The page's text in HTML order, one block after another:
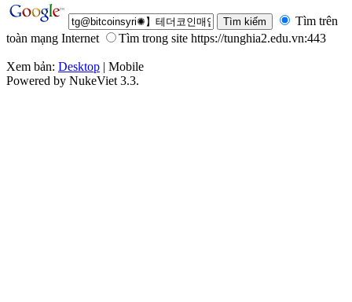
Tìm trên
toàn mạng Internet
Tìm trong site https://tunghia2.edu.vn:443
Xem bản: Desktop | Mobile
Powered by NukeViet 3.3.